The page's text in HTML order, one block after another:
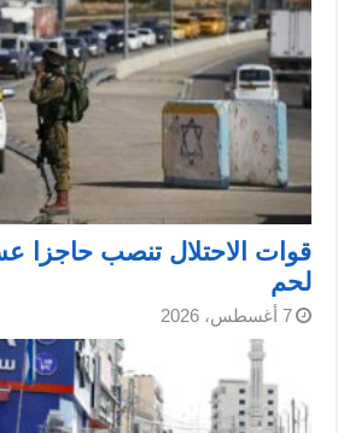
قوات الاحتلال تنصب حاجزا
لحم
7 أغسطس، 2026